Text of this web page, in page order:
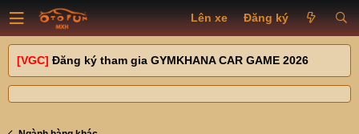
Lên xe Đăng ký
[VGC] Đăng ký tham gia GYMKHANA CAR GAME 2026